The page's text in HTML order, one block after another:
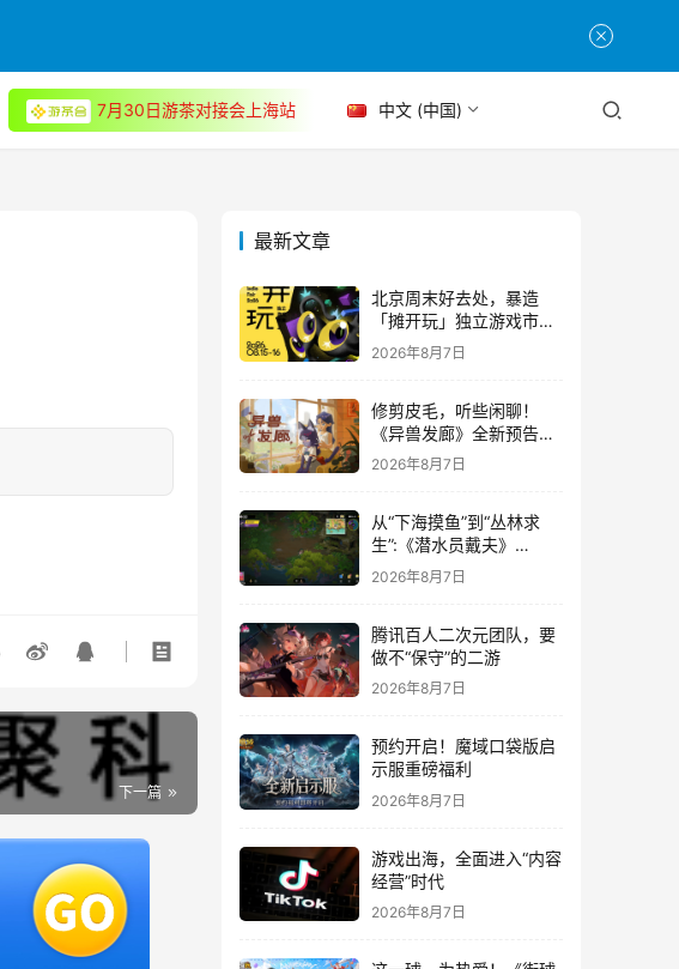
7月30日游茶对接会上海站 中文 (中国)
下一篇
最新文章
北京周末好去处，暴造
「摊开玩」独立游戏市集
正式开票！
2026年8月7日
修剪皮毛，听些闲聊！
《异兽发廊》全新预告与
Steam免费试玩公开
2026年8月7日
从“下海摸鱼”到“丛林求
生”:《潜水员戴夫》
DLC《丛林》移动端定档
8月14日
2026年8月7日
腾讯百人二次元团队，要
做不“保守”的二游
2026年8月7日
预约开启！魔域口袋版启
示服重磅福利
2026年8月7日
游戏出海，全面进入“内容
经营”时代
2026年8月7日